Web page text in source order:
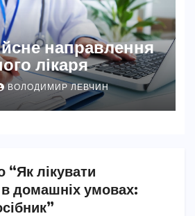
направлення
лікаря
ВОЛОДИМИР ЛЕВЧИН
“Як лікувати
домашніх умовах: